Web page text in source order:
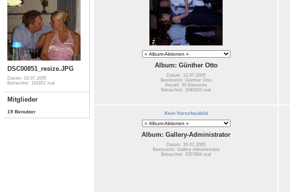
DSC00851_resize.JPG
Datum: 03.07.2005
Betrachtet: 191652 mal
Mitglieder
19 Benutzer
Album: Günther Otto
Datum: 12.07.2005
Besitzer/in: Günther Otto
Anzahl: 50 Elemente
Betrachtet: 1040023 mal
Kein Vorschaubild
Album: Gallery-Administrator
Datum: 26.07.2005
Besitzer/in: Gallery-Administrator
Betrachtet: 1057804 mal